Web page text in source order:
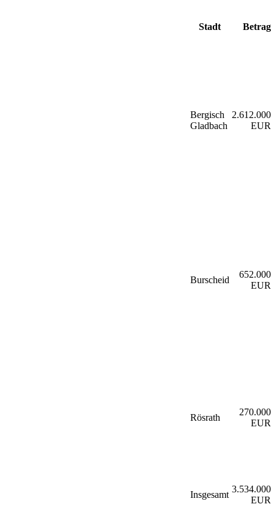
Stadt Betrag
Insgesamt
3.534.000
EUR
Bergisch
Gladbach
2.612.000
EUR
Burscheid
652.000
EUR
Rösrath
270.000
EUR